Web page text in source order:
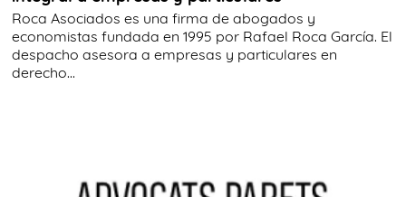
Roca Asociados es una firma de abogados y
economistas fundada en 1995 por Rafael Roca García. El
despacho asesora a empresas y particulares en
derecho...